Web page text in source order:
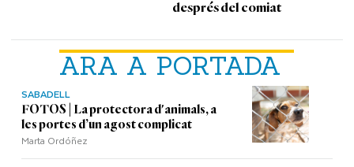
ARA A PORTADA
SABADELL
FOTOS | La protectora d'animals, a
les portes d’un agost complicat
Marta Ordóñez
després del comiat